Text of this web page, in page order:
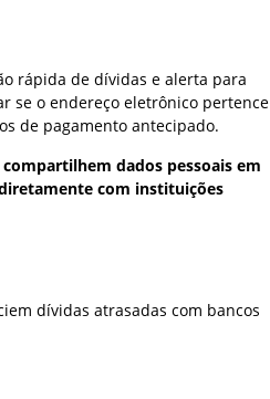
rápida de dívidas e alerta para
se o endereço eletrônico pertence
de pagamento antecipado.
dados pessoais em
com instituições
dívidas atrasadas com bancos